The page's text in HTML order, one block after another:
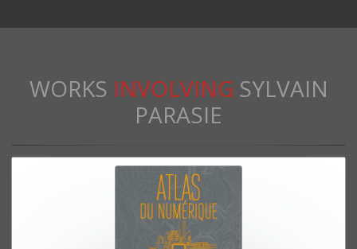
WORKS INVOLVING SYLVAIN
PARASIE